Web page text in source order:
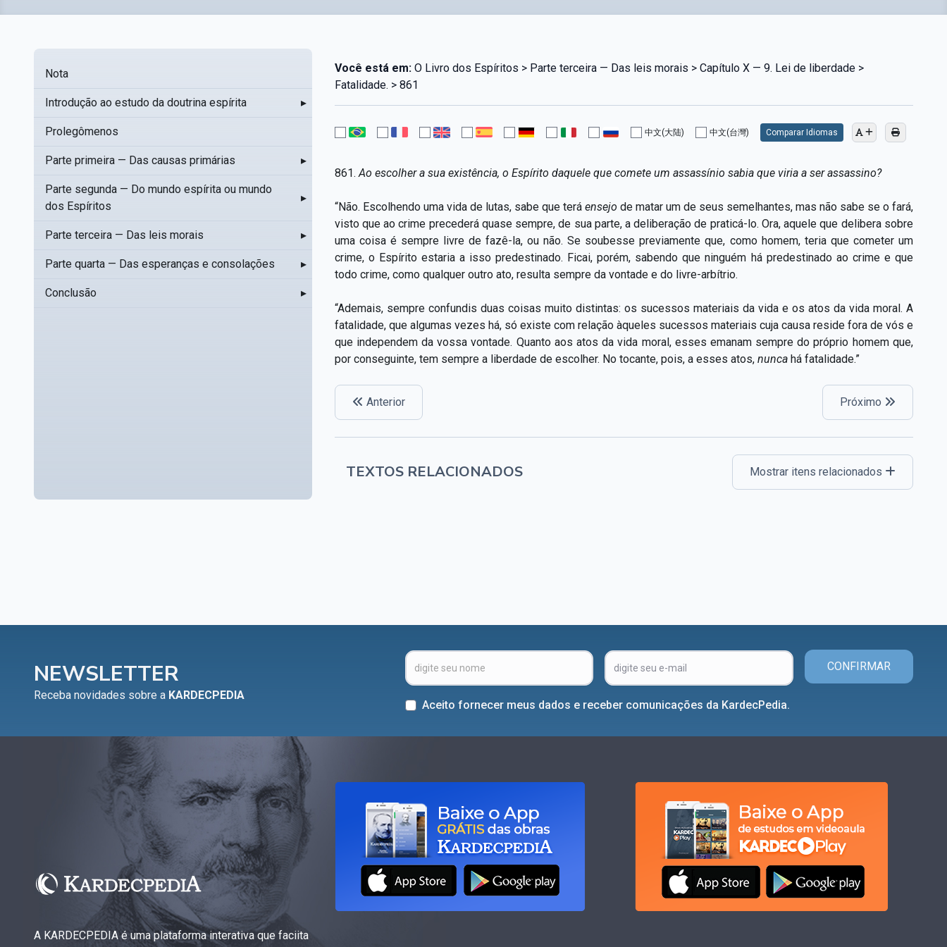
Nota
Introdução ao estudo da doutrina espírita ▸
Prolegômenos
Parte primeira — Das causas primárias ▸
Parte segunda — Do mundo espírita ou mundo
dos Espíritos
▸
Parte terceira — Das leis morais ▸
Parte quarta — Das esperanças e consolações ▸
Conclusão ▸
Você está em:O Livro dos Espíritos > Parte terceira — Das leis morais > Capítulo X — 9. Lei de liberdade >
Fatalidade. > 861
中文(大陆) 中文(台灣) Comparar Idiomas
861. Ao escolher a sua existência, o Espírito daquele que comete um assassínio sabia que viria a ser assassino?
“Não. Escolhendo uma vida de lutas, sabe que terá ensejo de matar um de seus semelhantes, mas não sabe se o fará,
visto que ao crime precederá quase sempre, de sua parte, a deliberação de praticá-lo. Ora, aquele que delibera sobre
uma coisa é sempre livre de fazê-la, ou não. Se soubesse previamente que, como homem, teria que cometer um
crime, o Espírito estaria a isso predestinado. Ficai, porém, sabendo que ninguém há predestinado ao crime e que
todo crime, como qualquer outro ato, resulta sempre da vontade e do livre-arbítrio.
“Ademais, sempre confundis duas coisas muito distintas: os sucessos materiais da vida e os atos da vida moral. A
fatalidade, que algumas vezes há, só existe com relação àqueles sucessos materiais cuja causa reside fora de vós e
que independem da vossa vontade. Quanto aos atos da vida moral, esses emanam sempre do próprio homem que,
por conseguinte, tem sempre a liberdade de escolher. No tocante, pois, a esses atos, nuncahá fatalidade.”
Anterior Próximo
TEXTOS RELACIONADOS Mostrar itens relacionados
NEWSLETTER
Receba novidades sobre a KARDECPEDIA
CONFIRMAR
Aceito fornecer meus dados e receber comunicações da KardecPedia.
A KARDECPEDIA é uma plataforma interativa que faciita